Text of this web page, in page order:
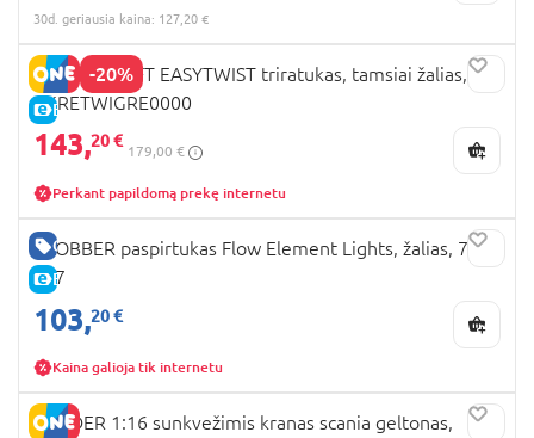
30d. geriausia kaina: 127,20 €
-20%
E-KAINA
KINDERKRAFT EASYTWIST triratukas, tamsiai žalias,
KKRETWIGRE0000
143,20 €
179,00 €
Perkant papildomą prekę internetu
GERA KAINA
E-KAINA
GLOBBER paspirtukas Flow Element Lights, žalias, 721-
307
103,20 €
Kaina galioja tik internetu
BRUDER 1:16 sunkvežimis kranas scania geltonas,